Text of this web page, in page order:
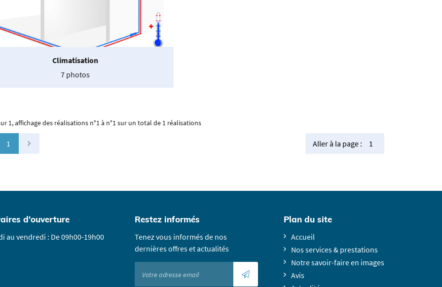
Climatisation
7 photos
1,affichage des réalisations n°1 à n°1 sur un total de 1 réalisations
1 Aller à la page :
d'ouverture
au vendredi : De 09h00-19h00
Restez informés
Tenez vous informés de nos
dernières offres et actualités
Plan du site
Accueil
Nos services & prestations
Notre savoir-faire en images
Avis